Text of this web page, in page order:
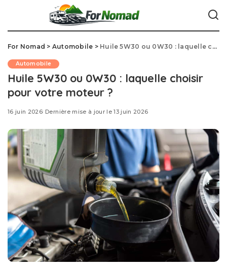
For Nomad > Automobile > Huile 5W30 ou 0W30 : laquelle choisir pour votre moteur ?
Automobile
Huile 5W30 ou 0W30 : laquelle choisir
pour votre moteur ?
16 juin 2026 Dernière mise à jour le 13 juin 2026